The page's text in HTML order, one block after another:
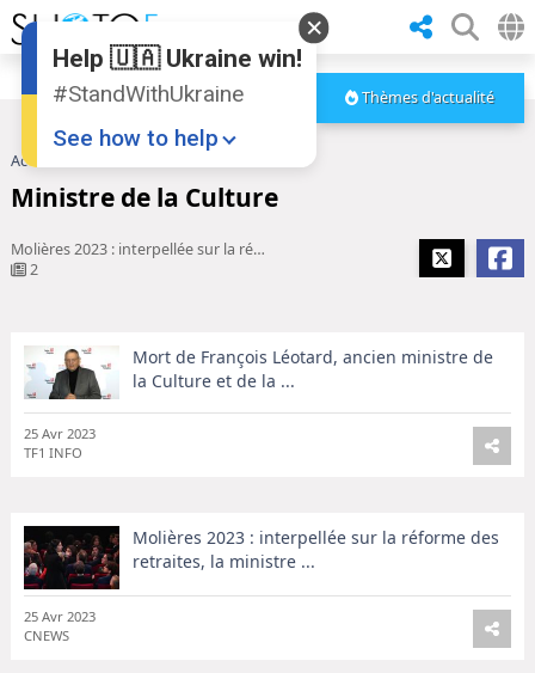
Thèmes d'actualité
Accueil
Ministre de la Culture
Molières 2023 : interpellée sur la réforme des retraites, la ministre ...
2
Mort de François Léotard, ancien ministre de
la Culture et de la ...
25 Avr 2023
TF1 INFO
Molières 2023 : interpellée sur la réforme des
retraites, la ministre ...
25 Avr 2023
CNEWS
Help 🇺🇦 Ukraine win!
#StandWithUkraine
See how to help
Donate
💸
Support Ukraine
❤
Share this widget